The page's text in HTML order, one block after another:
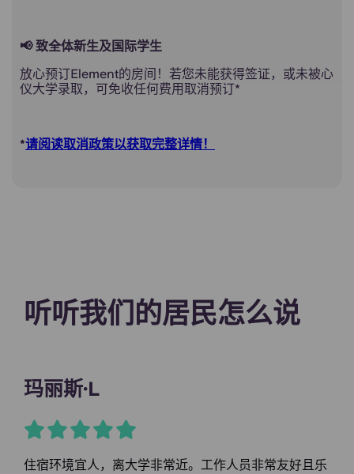
📢 致全体新生及国际学生
放心预订Element的房间！若您未能获得签证，或未被心
仪大学录取，可免收任何费用取消预订*
*请阅读取消政策以获取完整详情！
听听我们的居民怎么说
玛丽斯·L
住宿环境宜人，离大学非常近。工作人员非常友好且乐